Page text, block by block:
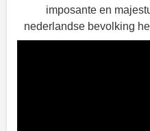
imposante en
nederlandse bevolking